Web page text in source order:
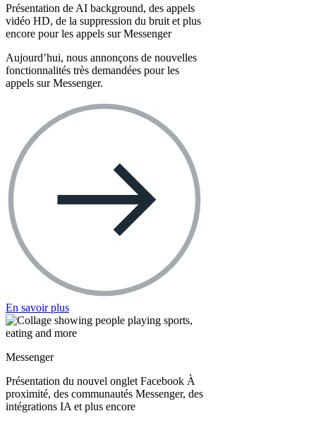
Présentation de AI background, des appels
vidéo HD, de la suppression du bruit et plus
encore pour les appels sur Messenger
Aujourd’hui, nous annonçons de nouvelles
fonctionnalités très demandées pour les
appels sur Messenger.
En savoir plus
Messenger
Présentation du nouvel onglet Facebook À
proximité, des communautés Messenger, des
intégrations IA et plus encore